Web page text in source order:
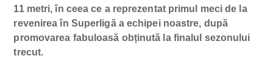
11 metri, în ceea ce a reprezentat primul meci de la
revenirea în Superligă a echipei noastre, după
promovarea fabuloasă obținută la finalul sezonului
trecut.